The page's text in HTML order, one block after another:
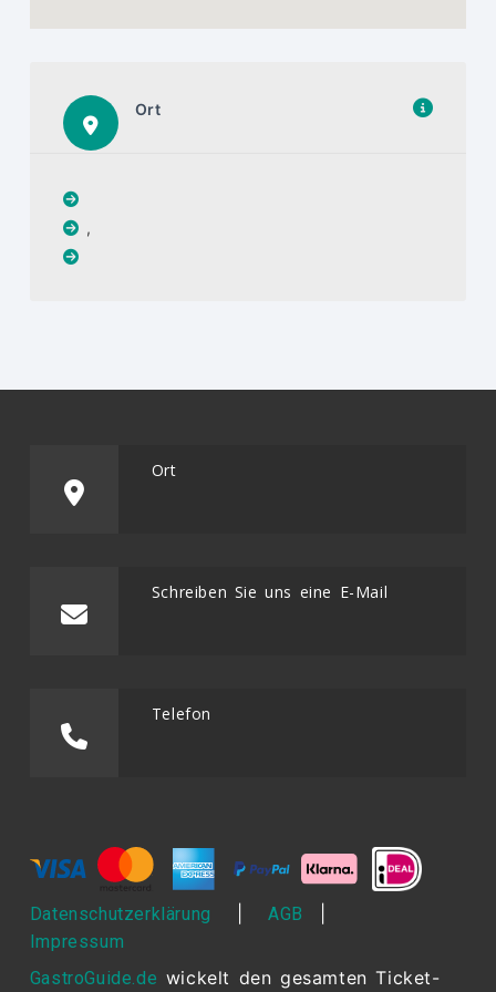
Ort
,
Ort
Schreiben Sie uns eine E-Mail
Telefon
Datenschutzerklärung |AGB
Impressum
GastroGuide.de wickelt den gesamten Ticket-